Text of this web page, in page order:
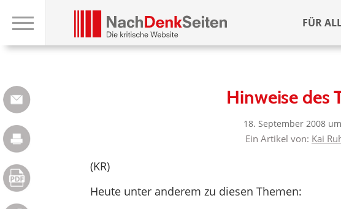
FÜR
Hinweise des
18. September 2008
Ein Artikel von: Kai
(KR)
Heute unter anderem zu diesen Themen: